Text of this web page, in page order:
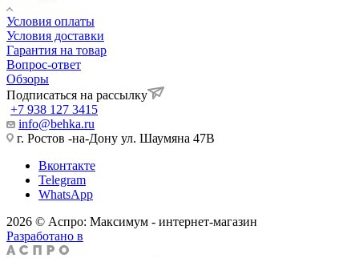
Условия оплаты
Условия доставки
Гарантия на товар
Вопрос-ответ
Обзоры
Подписаться на рассылку
+7 938 127 3415
info@behka.ru
г. Ростов -на-Дону ул. Шаумяна 47В
Вконтакте
Telegram
WhatsApp
2026 © Аспро: Максимум - интернет-магазин
Разработано в